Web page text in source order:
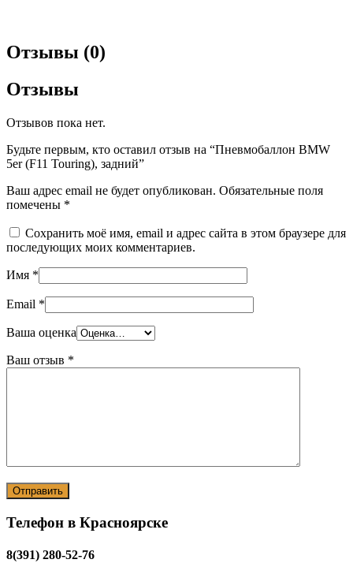
Отзывы (0)
Отзывы
Отзывов пока нет.
Будьте первым, кто оставил отзыв на “Пневмобаллон BMW
5er (F11 Touring), задний”
Ваш адрес email не будет опубликован. Обязательные поля
помечены *
Сохранить моё имя, email и адрес сайта в этом браузере для
последующих моих комментариев.
Имя *
Email *
Ваша оценка
Ваш отзыв *
Телефон в Красноярске
8(391) 280-52-76